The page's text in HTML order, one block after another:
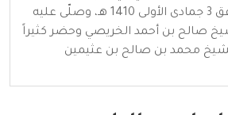
الساعة الثالثة الموافق 3 جمادى الأولى 1410 هـ، وصلّى عليه
صالح بن أحمد الخريصي وحضر كثيراً
محمد بن صالح بن عثيمين